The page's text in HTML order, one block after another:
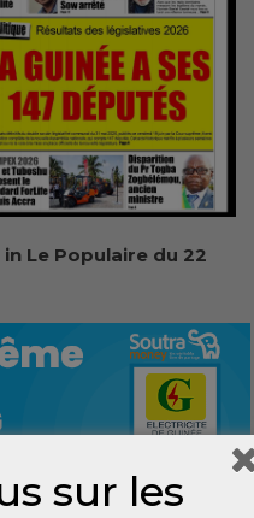
Le Populaire du 22
sur les